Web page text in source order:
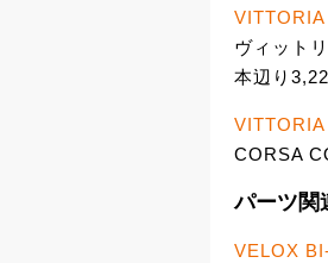
VITTORIA
ヴィット
本辺り
CORSA
パーツ関
VELOX